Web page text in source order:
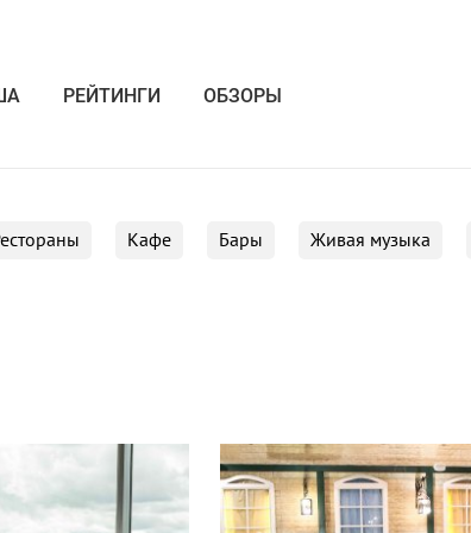
РЕЙТИНГИ ОБЗОРЫ
Кафе Бары Живая музыка